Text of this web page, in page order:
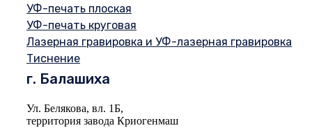
УФ-печать плоская
УФ-печать круговая
Лазерная гравировка и УФ-лазерная гравировка
Тиснение
г. Балашиха
Ул. Белякова, вл. 1Б,
территория завода Криогенмаш